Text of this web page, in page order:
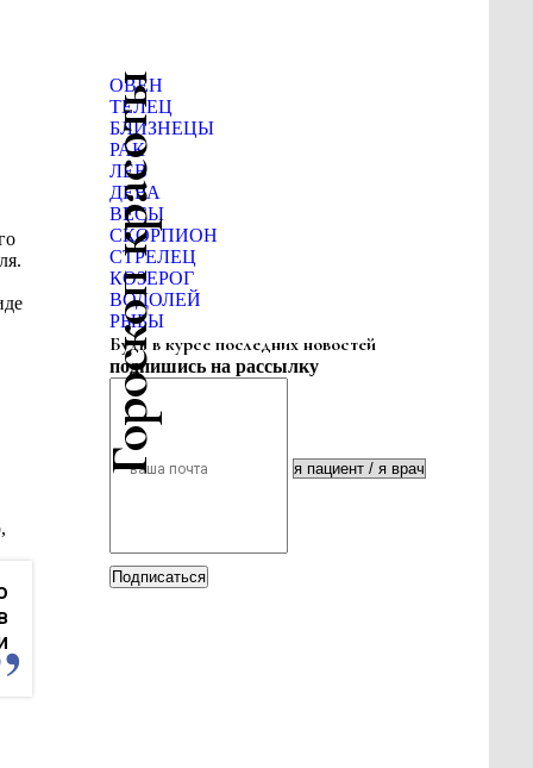
Гороскоп красоты
ОВЕН
ТЕЛЕЦ
БЛИЗНЕЦЫ
РАК
ЛЕВ
ДЕВА
ВЕСЫ
СКОРПИОН
СТРЕЛЕЦ
КОЗЕРОГ
ВОДОЛЕЙ
РЫБЫ
Будь в курсе последних новостей
подпишись на рассылку
Подписаться